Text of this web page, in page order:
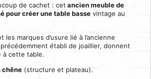
de cachet : cet ancien meuble de
pour créer une table basse vintage au
les marques d’usure lié à l’ancienne
établi de joaillier, donnent
à cette table.
chêne (structure et plateau).